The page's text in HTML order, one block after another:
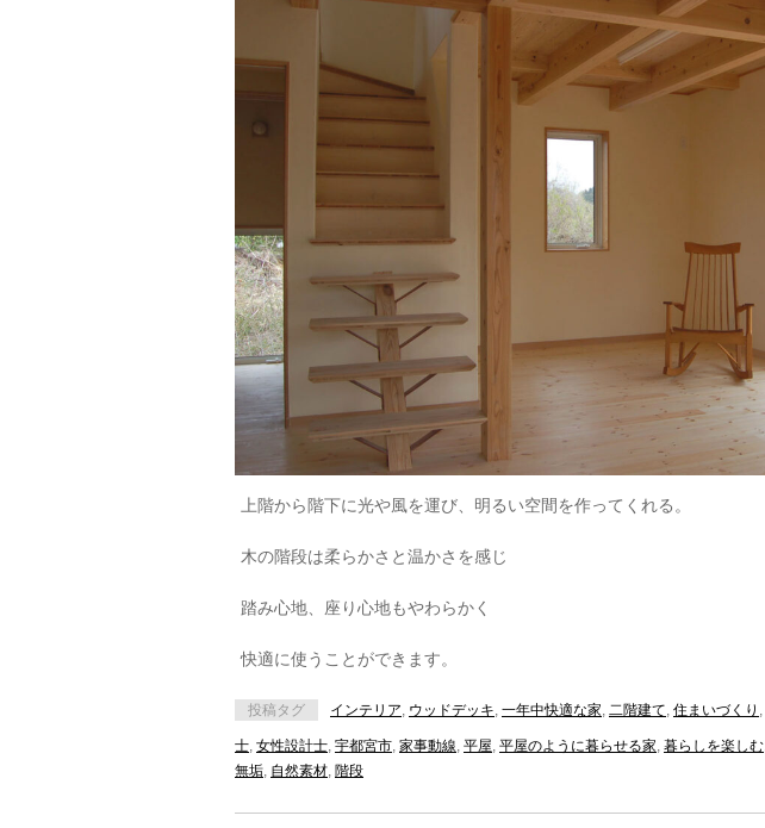
上階から階下に光や風を運び、明るい空間を作ってくれる。
木の階段は柔らかさと温かさを感じ
踏み心地、座り心地もやわらかく
快適に使うことができます。
投稿タグ インテリア ウッドデッキ 一年中快適な家 二階建て 住まいづくり
士 女性設計士 宇都宮市 家事動線 平屋 平屋のように暮らせる家 暮らしを楽しむ
無垢 自然素材 階段